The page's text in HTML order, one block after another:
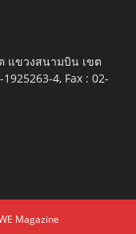
แขวงสนามบิน เขต
4, Fax : 02-
Magazine